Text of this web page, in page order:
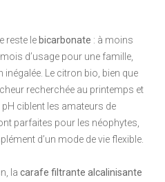
reste le bicarbonate : à moins
d’usage pour une famille,
inégalée. Le citron bio, bien que
recherchée au printemps et
ciblent les amateurs de
parfaites pour les néophytes,
d’un mode de vie flexible.
la carafe filtrante alcalinisante